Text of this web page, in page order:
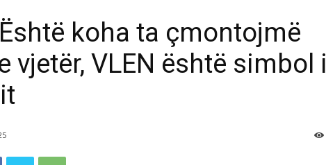
koha ta çmontojmë
vjetër, VLEN është simbol i